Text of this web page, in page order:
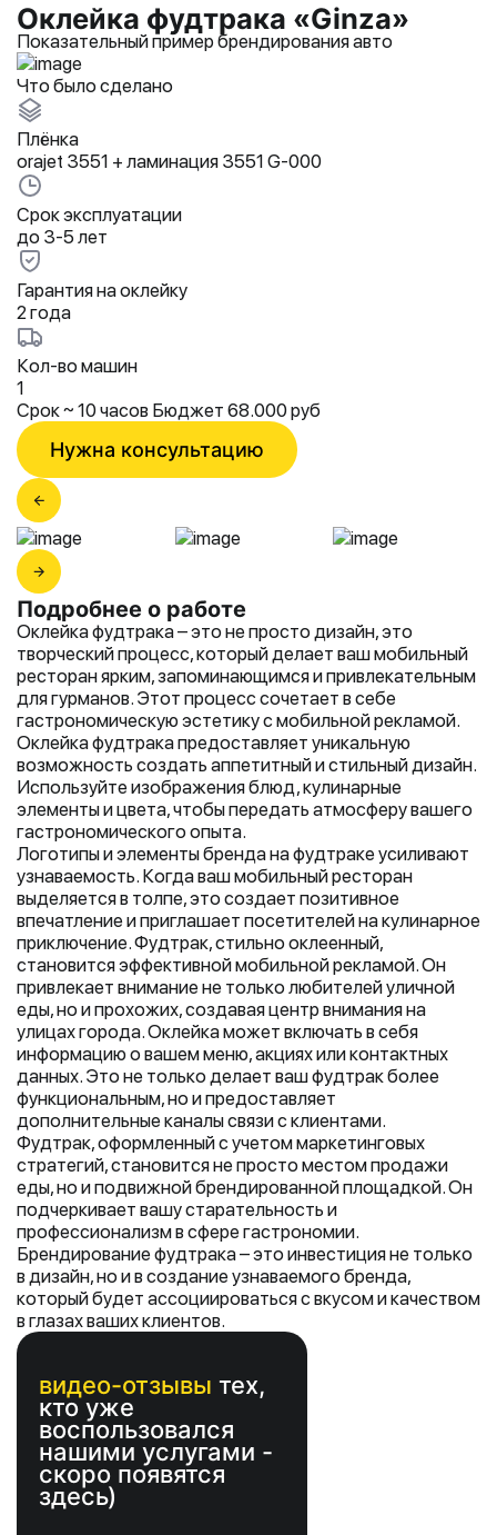
Оклейка фудтрака «Ginza»
Показательный пример брендирования авто
Что было сделано
Плёнка
orajet 3551 + ламинация 3551 G-000
Срок эксплуатации
до 3-5 лет
Гарантия на оклейку
2 года
Кол-во машин
1
Срок ~ 10 часов Бюджет 68.000 руб
Нужна консультацию
Подробнее о работе
Оклейка фудтрака – это не просто дизайн, это
творческий процесс, который делает ваш мобильный
ресторан ярким, запоминающимся и привлекательным
для гурманов. Этот процесс сочетает в себе
гастрономическую эстетику с мобильной рекламой.
Оклейка фудтрака предоставляет уникальную
возможность создать аппетитный и стильный дизайн.
Используйте изображения блюд, кулинарные
элементы и цвета, чтобы передать атмосферу вашего
гастрономического опыта.
Логотипы и элементы бренда на фудтраке усиливают
узнаваемость. Когда ваш мобильный ресторан
выделяется в толпе, это создает позитивное
впечатление и приглашает посетителей на кулинарное
приключение. Фудтрак, стильно оклеенный,
становится эффективной мобильной рекламой. Он
привлекает внимание не только любителей уличной
еды, но и прохожих, создавая центр внимания на
улицах города. Оклейка может включать в себя
информацию о вашем меню, акциях или контактных
данных. Это не только делает ваш фудтрак более
функциональным, но и предоставляет
дополнительные каналы связи с клиентами.
Фудтрак, оформленный с учетом маркетинговых
стратегий, становится не просто местом продажи
еды, но и подвижной брендированной площадкой. Он
подчеркивает вашу старательность и
профессионализм в сфере гастрономии.
Брендирование фудтрака – это инвестиция не только
в дизайн, но и в создание узнаваемого бренда,
который будет ассоциироваться с вкусом и качеством
в глазах ваших клиентов.
видео-отзывы тех,
кто уже
воспользовался
нашими услугами -
скоро появятся
здесь)